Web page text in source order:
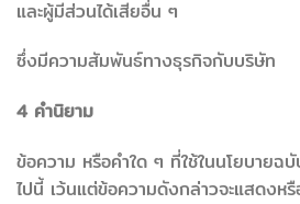
และผู้มีส่วนได้เสียอื่น ๆ
ซึ่งมีความสัมพันธ์ทางธุรกิจกับบริษัท
4 คำนิยาม
ข้อความ หรือคำใด ๆ ที่ใช้ในนโยบายฉ
ไปนี้ เว้นแต่ข้อความดังกล่าวจะแสดงหรื